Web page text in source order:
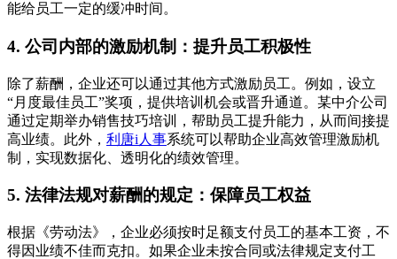
能给员工一定的缓冲时间。
4. 公司内部的激励机制：提升员工积极性
除了薪酬，企业还可以通过其他方式激励员工。例如，设立
“月度最佳员工”奖项，提供培训机会或晋升通道。某中介公司
通过定期举办销售技巧培训，帮助员工提升能力，从而间接提
高业绩。此外， 利唐i人事系统可以帮助企业高效管理激励机
制，实现数据化、透明化的绩效管理。
5. 法律法规对薪酬的规定：保障员工权益
根据《劳动法》，企业必须按时足额支付员工的基本工资，不
得因业绩不佳而克扣。如果企业未按合同或法律规定支付工